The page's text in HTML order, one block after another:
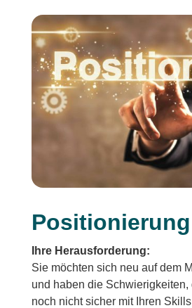
Positionierung
Ihre Herausforderung:
Sie möchten sich neu auf dem
und haben die Schwierigkeiten,
noch nicht sicher mit Ihren